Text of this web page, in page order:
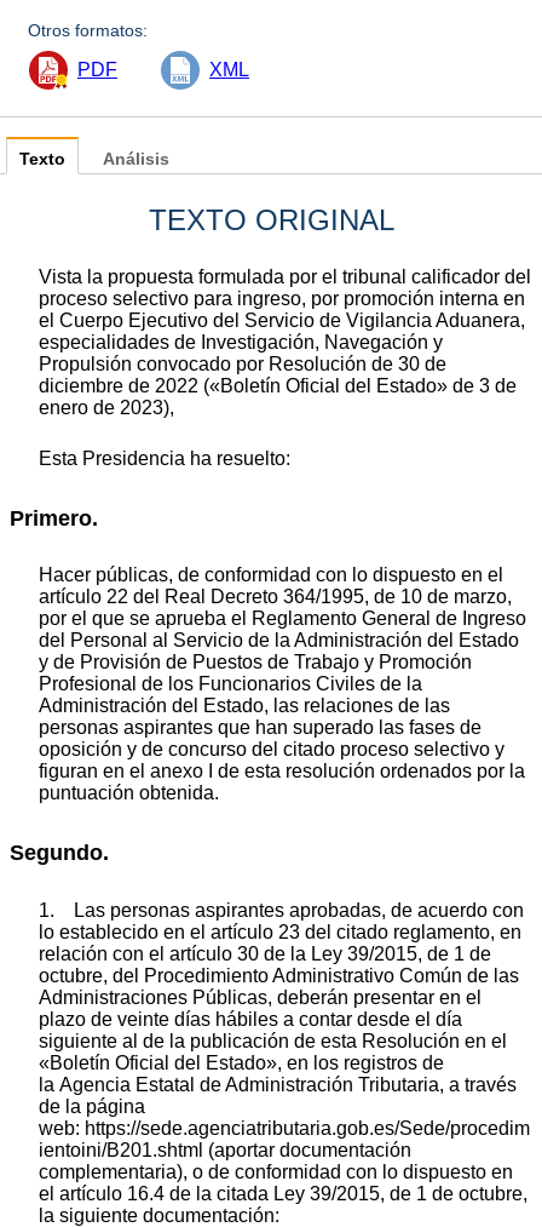
Otros formatos:
PDF XML
Texto
TEXTO ORIGINAL
Vista la propuesta formulada por el tribunal calificador del
proceso selectivo para ingreso, por promoción interna en
el Cuerpo Ejecutivo del Servicio de Vigilancia Aduanera,
especialidades de Investigación, Navegación y
Propulsión convocado por Resolución de 30 de
diciembre de 2022 («Boletín Oficial del Estado» de 3 de
enero de 2023),
Esta Presidencia ha resuelto:
Primero.
Hacer públicas, de conformidad con lo dispuesto en el
artículo 22 del Real Decreto 364/1995, de 10 de marzo,
por el que se aprueba el Reglamento General de Ingreso
del Personal al Servicio de la Administración del Estado
y de Provisión de Puestos de Trabajo y Promoción
Profesional de los Funcionarios Civiles de la
Administración del Estado, las relaciones de las
personas aspirantes que han superado las fases de
oposición y de concurso del citado proceso selectivo y
figuran en el anexo I de esta resolución ordenados por la
puntuación obtenida.
Segundo.
1. Las personas aspirantes aprobadas, de acuerdo con
lo establecido en el artículo 23 del citado reglamento, en
relación con el artículo 30 de la Ley 39/2015, de 1 de
octubre, del Procedimiento Administrativo Común de las
Administraciones Públicas, deberán presentar en el
plazo de veinte días hábiles a contar desde el día
siguiente al de la publicación de esta Resolución en el
«Boletín Oficial del Estado», en los registros de
la Agencia Estatal de Administración Tributaria, a través
de la página
web: https://sede.agenciatributaria.gob.es/Sede/procedim
ientoini/B201.shtml (aportar documentación
complementaria), o de conformidad con lo dispuesto en
el artículo 16.4 de la citada Ley 39/2015, de 1 de octubre,
la siguiente documentación:
Análisis